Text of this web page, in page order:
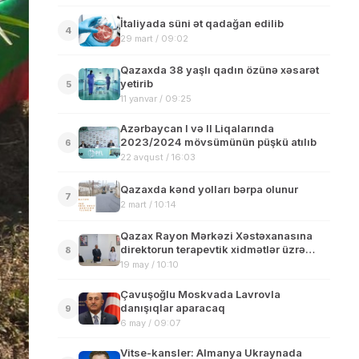
4
İtaliyada süni ət qadağan edilib
29 mart / 09:02
5
Qazaxda 38 yaşlı qadın özünə xəsarət
yetirib
11 yanvar / 09:25
6
Azərbaycan I və II Liqalarında
2023/2024 mövsümünün püşkü atılıb
22 avqust / 16:03
7
Qazaxda kənd yolları bərpa olunur
2 mart / 10:14
8
Qazax Rayon Mərkəzi Xəstəxanasına
direktorun terapevtik xidmətlər üzrə
müavini təyin edilib
19 may / 10:10
9
Çavuşoğlu Moskvada Lavrovla
danışıqlar aparacaq
6 may / 09:07
Vitse-kansler: Almanya Ukraynada